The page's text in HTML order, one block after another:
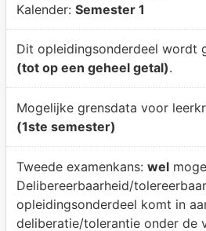
Kalender: Semester 1
Dit opleidingsonderdeel wordt
(tot op een geheel getal).
Mogelijke grensdata voor
(1ste semester)
Tweede examenkans: wel
Delibereerbaarheid/
opleidingsonderdeel komt in
deliberatie/tolerantie onder de